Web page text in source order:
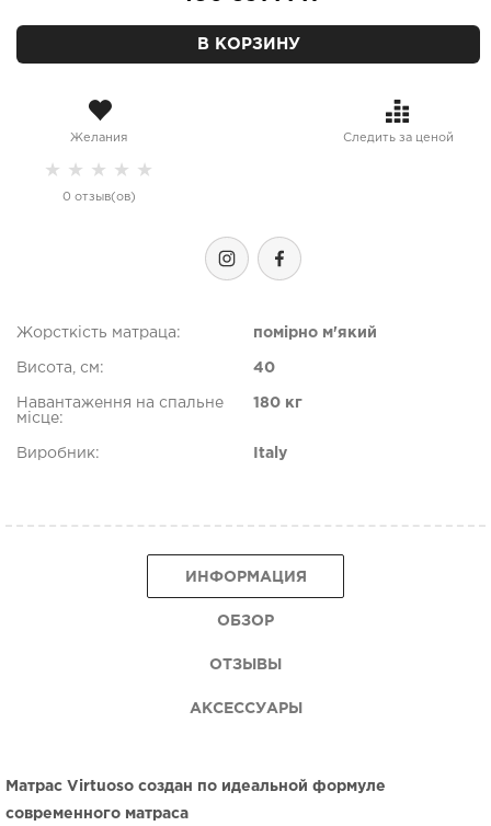
В КОРЗИНУ
Желания Следить за ценой
★ ★ ★ ★ ★
0 отзыв(ов)
Жорсткість матраца: помірно м'який
Висота, см: 40
Навантаження на спальне
місце:
180 кг
Виробник: Italy
ИНФОРМАЦИЯ
ОБЗОР
ОТЗЫВЫ
АКСЕССУАРЫ
Матрас Virtuoso создан по идеальной формуле
современного матраса